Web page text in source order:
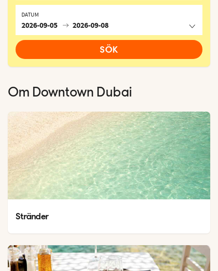
DATUM
2026-09-05 2026-09-08
SÖK
Om Downtown Dubai
Stränder